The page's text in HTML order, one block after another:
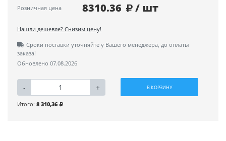
Розничная цена 8310.36 / шт
Нашли дешевле? Снизим цену!
Сроки поставки уточняйте у Вашего менеджера, до оплаты
заказа!
Обновлено 07.08.2026
- + В КОРЗИНУ
Итого: 8 310,36